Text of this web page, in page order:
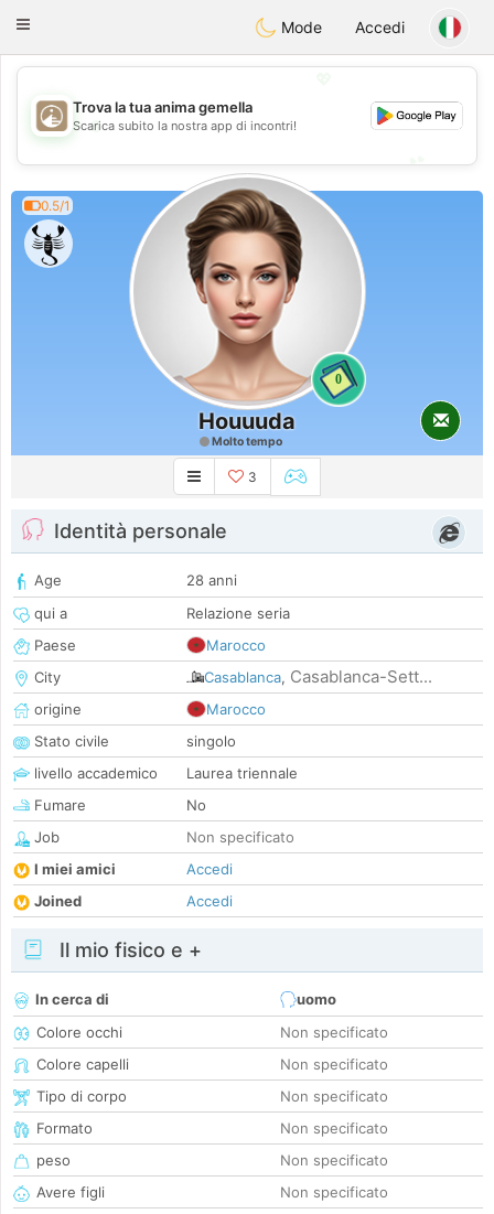
ahebik
Toggle
Mode Accedi
💖
💕
Trova la tua anima gemella
Scarica subito la nostra app di incontri!
0.5/1
0
Houuuda
Molto tempo
3
Identità personale
Age
28 anni
qui a
Relazione seria
Paese
Marocco
City
Casablanca, Casablanca-Sett...
origine
Marocco
Stato civile
singolo
livello accademico
Laurea triennale
Fumare
No
Job
Non specificato
I miei amici
Accedi
Joined
Accedi
Il mio fisico e +
In cerca di
uomo
Colore occhi
Non specificato
Colore capelli
Non specificato
Tipo di corpo
Non specificato
Formato
Non specificato
peso
Non specificato
Avere figli
Non specificato